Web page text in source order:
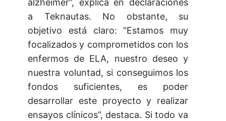
alzhéimer”, explica en declaraciones
a Teknautas. No obstante, su
objetivo está claro: “Estamos muy
focalizados y comprometidos con los
enfermos de ELA, nuestro deseo y
nuestra voluntad, si conseguimos los
fondos suficientes, es poder
desarrollar este proyecto y realizar
ensayos clínicos”, destaca. Si todo va